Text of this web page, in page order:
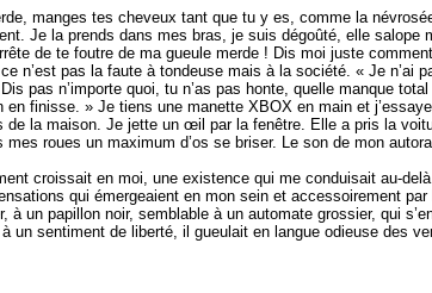
manges tes cheveux tant que tu y es, comme la
Je la prends dans mes bras, je suis dégoûté, elle salope
de te foutre de ma gueule merde ! Dis moi juste
n’est pas la faute à tondeuse mais à la société. « Je n’ai
pas n’importe quoi, tu n’as pas honte, quelle manque
en finisse. » Je tiens une manette XBOX en main et
de la maison. Je jette un œil par la fenêtre. Elle a pris la
roues un maximum d’os se briser. Le son de mon
croissait en moi, une existence qui me conduisait au-
qui émergeaient en mon sein et accessoirement
à un papillon noir, semblable à un automate grossier, qui
un sentiment de liberté, il gueulait en langue odieuse des